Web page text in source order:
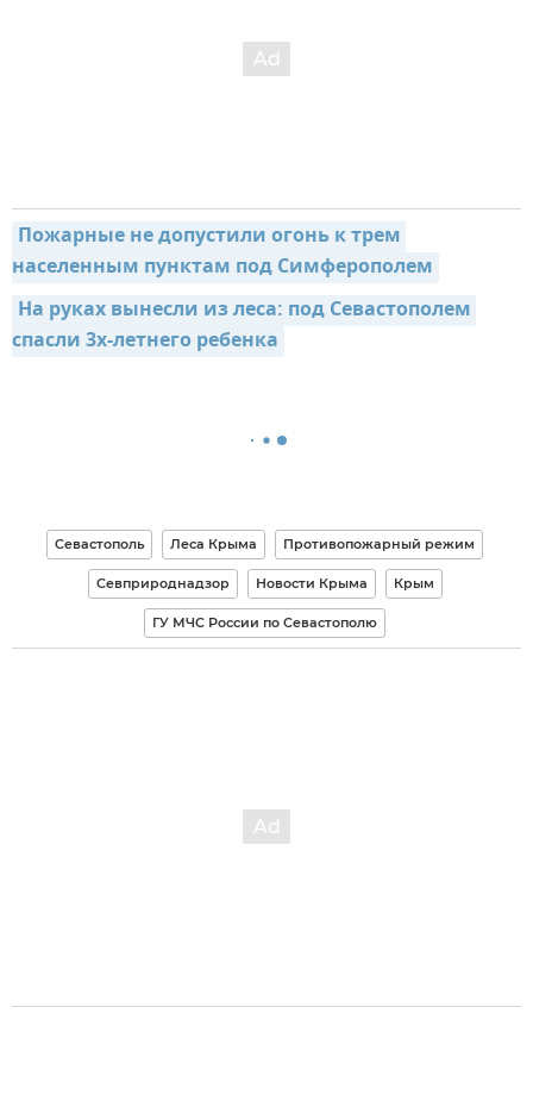
Пожарные не допустили огонь к трем
населенным пунктам под Симферополем
На руках вынесли из леса: под Севастополем
спасли 3х-летнего ребенка
Севастополь Леса Крыма Противопожарный режим
Севприроднадзор Новости Крыма Крым
ГУ МЧС России по Севастополю